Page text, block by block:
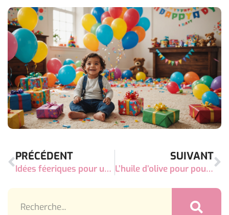
PRÉCÉDENT
Idées féeriques pour un anniversaire 6 ans fille : émerveillement garanti !
SUIVANT
L’huile d’olive pour poux : secret naturel pour apaiser le cuir chevelu de bébé